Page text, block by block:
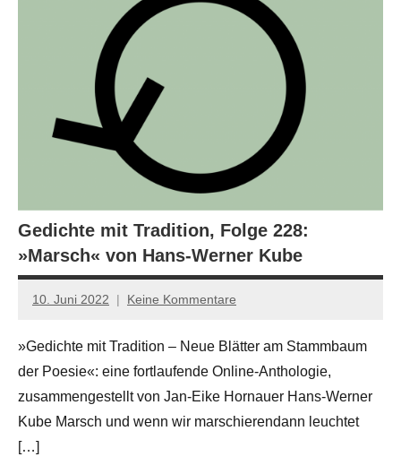
Gedichte mit Tradition, Folge 228:
»Marsch« von Hans-Werner Kube
10. Juni 2022
Jan-
Hornauer
für
dasgedichtblog
Keine Kommentare
»Gedichte mit Tradition – Neue Blätter am Stammbaum
der Poesie«: eine fortlaufende Online-Anthologie,
zusammengestellt von Jan-Eike Hornauer Hans-Werner
Kube Marsch und wenn wir marschierendann leuchtet
[…]